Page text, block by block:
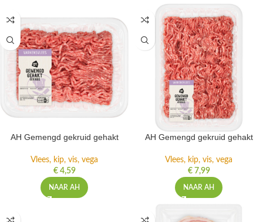
AH Gemengd gekruid gehakt
Vlees, kip, vis, vega
€4,59
NAAR AH
AH Gemengd gekruid gehakt
Vlees, kip, vis, vega
€7,99
NAAR AH